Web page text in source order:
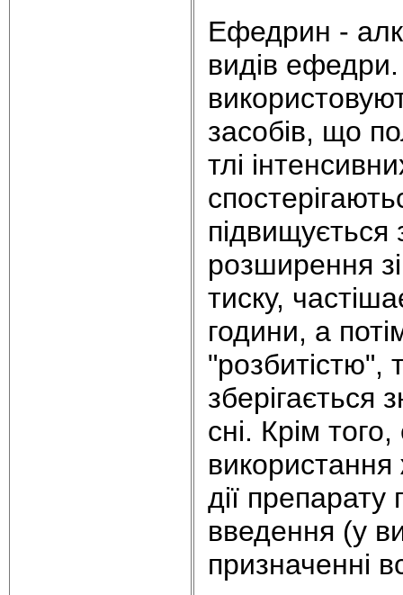
Ефедрин -
видів
засобів, що
тлі
підвищується
розширення
тиску,
години, а
зберігається
сні. Крім
використання
дії
введення (у
призначенні